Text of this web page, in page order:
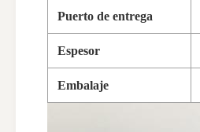
Puerto de entrega
Espesor
Embalaje